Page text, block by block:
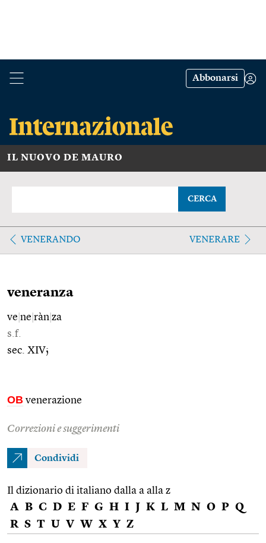
Abbonarsi
IL NUOVO DE MAURO
CERCA
VENERANDO VENERARE
veneranza
ve ne ràn za
s.f.
sec. XIV;
OB venerazione
Correzioni e suggerimenti
Condividi
Il dizionario di italiano dalla a alla z
A B C D E F G H I J K L M N O P Q
R S T U V W X Y Z